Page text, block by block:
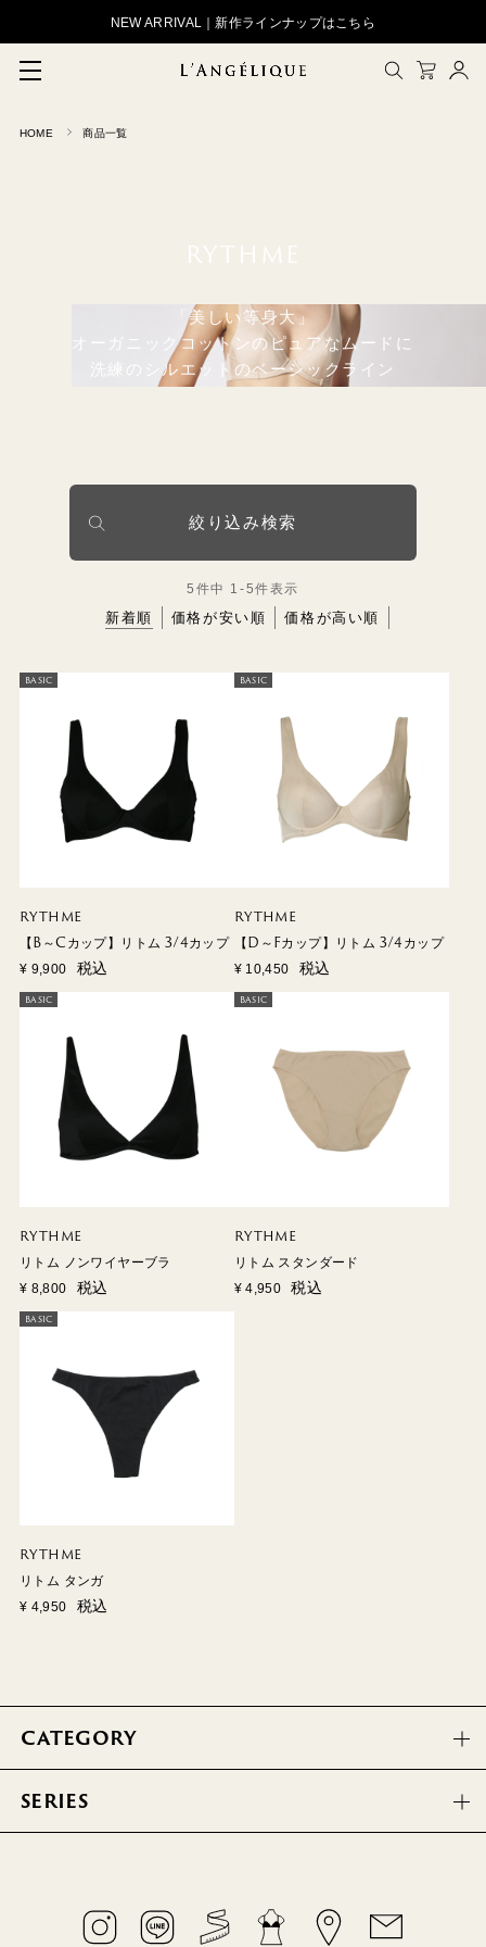
NEW ARRIVAL｜新作ラインナップはこちら
HOME 商品一覧
「美しい等身大」
オーガニックコットンのピュアなムードに
洗練のシルエットのベーシックライン
絞り込み検索
5 件中 1 -5件表示
新着順 価格が安い順 価格が高い順
BASIC
RYTHME
【B～Cカップ】リトム 3/4カップ
¥ 9,900 税込
BASIC
RYTHME
【D～Fカップ】リトム 3/4カップ
¥ 10,450 税込
BASIC
RYTHME
リトム ノンワイヤーブラ
¥ 8,800 税込
BASIC
RYTHME
リトム スタンダード
¥ 4,950 税込
BASIC
RYTHME
リトム タンガ
¥ 4,950 税込
CATEGORY
SERIES